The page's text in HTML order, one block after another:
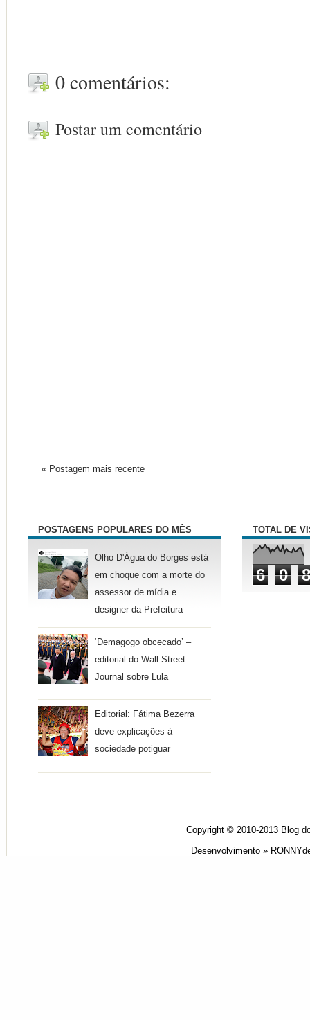
0 comentários:
Postar um comentário
« Postagem mais recente
POSTAGENS POPULARES DO MÊS
Olho D'Água do Borges está
em choque com a morte do
assessor de mídia e
designer da Prefeitura
‘Demagogo obcecado’ –
editorial do Wall Street
Journal sobre Lula
Editorial: Fátima Bezerra
deve explicações à
sociedade potiguar
TOTAL DE
6 0 8
Copyright © 2010-2013 Blog
Desenvolvimento »